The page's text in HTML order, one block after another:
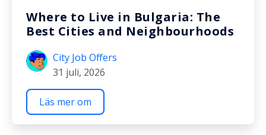
Where to Live in Bulgaria: The
Best Cities and Neighbourhoods
City Job Offers
31 juli, 2026
Läs mer om